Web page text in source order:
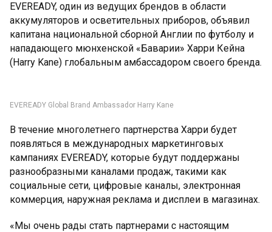
EVEREADY, один из ведущих брендов в области
аккумуляторов и осветительных приборов, объявил
капитана национальной сборной Англии по футболу и
нападающего мюнхенской «Баварии» Харри Кейна
(Harry Kane) глобальным амбассадором своего бренда.
EVEREADY Global Brand Ambassador Harry Kane
В течение многолетнего партнерства Харри будет
появляться в международных маркетинговых
кампаниях EVEREADY, которые будут поддержаны
разнообразными каналами продаж, такими как
социальные сети, цифровые каналы, электронная
коммерция, наружная реклама и дисплеи в магазинах.
«Мы очень рады стать партнерами с настоящим